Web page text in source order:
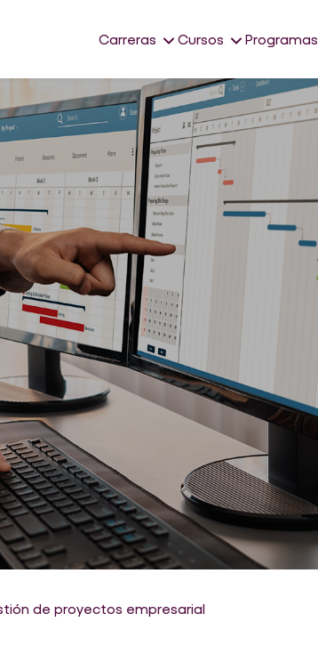
Carreras Cursos Programas
de proyectos empresarial